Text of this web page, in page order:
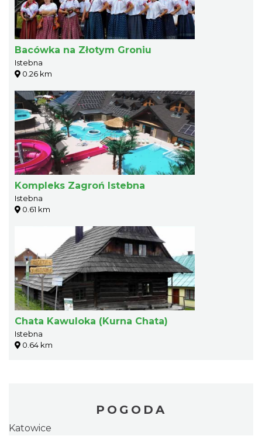
Bacówka na Złotym Groniu
Istebna
0.26 km
Kompleks Zagroń Istebna
Istebna
0.61 km
Chata Kawuloka (Kurna Chata)
Istebna
0.64 km
POGODA
Katowice